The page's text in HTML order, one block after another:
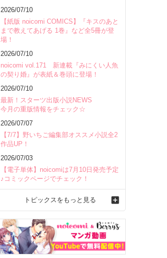
2026/07/10
【紙版 noicomi COMICS】『キスのあと
まで教えてあげる 1巻』など全5冊が登
場！
2026/07/10
noicomi vol.171 新連載『みにくい人魚
の契り婚』が表紙＆巻頭に登場！
2026/07/10
最新！スターツ出版小説NEWS
今月の重版情報をチェック☆
2026/07/07
【7/7】野いちご編集部オススメ小説全2
作品UP！
2026/07/03
【電子単体】noicomiは7月10日発売予定
♪コミックページでチェック！
トピックスをもっと見る